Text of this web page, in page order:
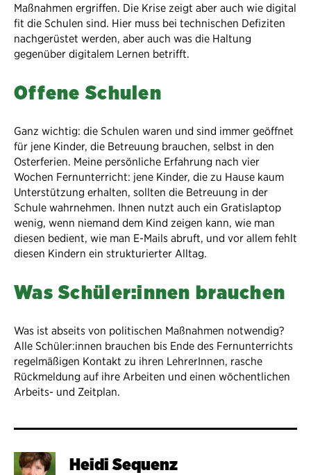
Maßnahmen ergriffen. Die Krise zeigt aber auch wie digital
fit die Schulen sind. Hier muss bei technischen Defiziten
nachgerüstet werden, aber auch was die Haltung
gegenüber digitalem Lernen betrifft.
Offene Schulen
Ganz wichtig: die Schulen waren und sind immer geöffnet
für jene Kinder, die Betreuung brauchen, selbst in den
Osterferien. Meine persönliche Erfahrung nach vier
Wochen Fernunterricht: jene Kinder, die zu Hause kaum
Unterstützung erhalten, sollten die Betreuung in der
Schule wahrnehmen. Ihnen nutzt auch ein Gratislaptop
wenig, wenn niemand dem Kind zeigen kann, wie man
diesen bedient, wie man E-Mails abruft, und vor allem fehlt
diesen Kindern ein strukturierter Alltag.
Was Schüler:innen brauchen
Was ist abseits von politischen Maßnahmen notwendig?
Alle Schüler:innen brauchen bis Ende des Fernunterrichts
regelmäßigen Kontakt zu ihren LehrerInnen, rasche
Rückmeldung auf ihre Arbeiten und einen wöchentlichen
Arbeits- und Zeitplan.​
Heidi Sequenz